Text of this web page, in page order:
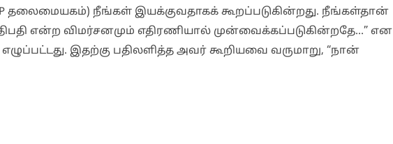
தலைமையகம்) நீங்கள் இயக்குவதாகக் கூறப்படுகின்றது. நீங்கள்தான்
என்ற விமர்சனமும் எதிரணியால் முன்வைக்கப்படுகின்றதே…” என
இதற்கு பதிலளித்த அவர் கூறியவை வருமாறு, “நான்